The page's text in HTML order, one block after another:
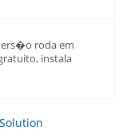
roda em
instala